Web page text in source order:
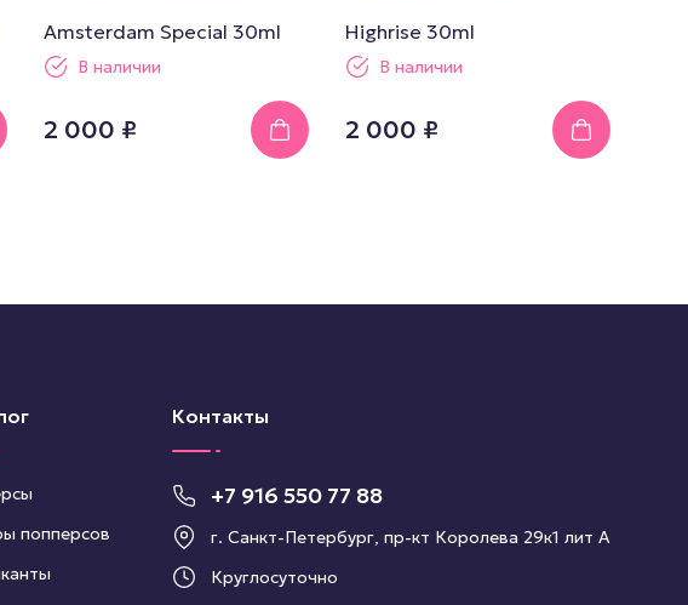
Amsterdam Special 30ml
В наличии
2 000 ₽
Highrise 30ml
В наличии
2 000 ₽
попперсов
Контакты
+7 916 550 77 88
г. Санкт-Петербург, пр-кт Королева 29к1 лит А
Круглосуточно